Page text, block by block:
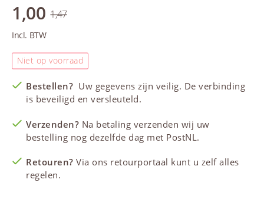
1,00 1,47
Incl. BTW
Niet op voorraad
Bestellen? Uw gegevens zijn veilig. De verbinding
is beveiligd en versleuteld.
Verzenden? Na betaling verzenden wij uw
bestelling nog dezelfde dag met PostNL.
Retouren? Via ons retourportaal kunt u zelf alles
regelen.